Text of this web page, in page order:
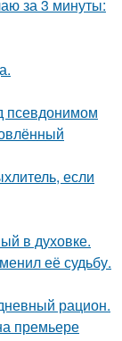
за 3 минуты:
псевдонимом
если
в духовке.
её судьбу.
рацион.
премьере